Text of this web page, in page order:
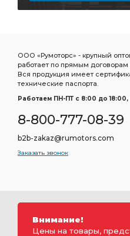
ООО «Румоторс» - крупный
работает по прямым
Вся продукция имеет
технические паспорта.
Работаем ПН-ПТ c 8:00 до
8-800-777-08-39
b2b-zakaz@rumotors.com
Заказать звонок
Внимание!
Цены на товары,